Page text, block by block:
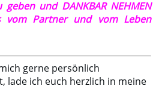
und DANKBAR NEHMEN
vom Partner und vom Leben
gerne persönlich
lade ich euch herzlich in meine